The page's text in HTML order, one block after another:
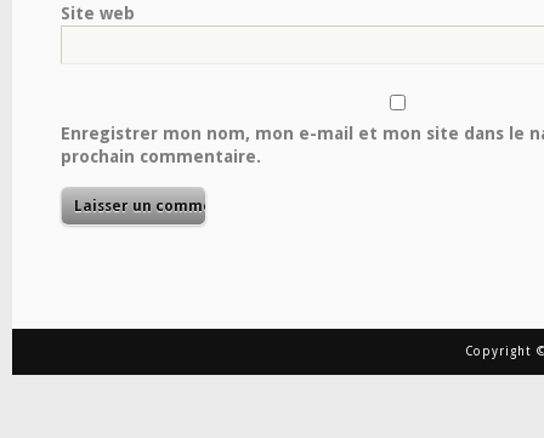
Site web
Enregistrer mon nom, mon e-mail et mon site dans le
prochain commentaire.
Copyright